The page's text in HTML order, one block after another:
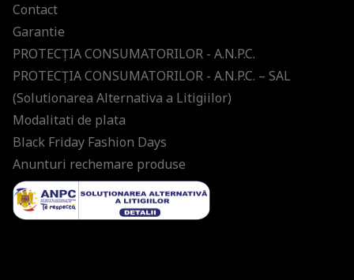
Contact
Garantie
PROTECŢIA CONSUMATORILOR - A.N.P.C.
PROTECŢIA CONSUMATORILOR - A.N.P.C. – SAL
(Solutionarea Alternativa a Litigiilor)
Modalitati de plata
Black Friday Fashion Days
Anunturi rechemare produse